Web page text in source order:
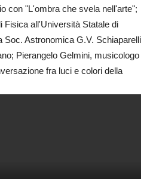
con "L'ombra che svela nell'arte";
Fisica all'Università Statale di
Soc. Astronomica G.V. Schiaparelli
Pierangelo Gelmini, musicologo
fra luci e colori della